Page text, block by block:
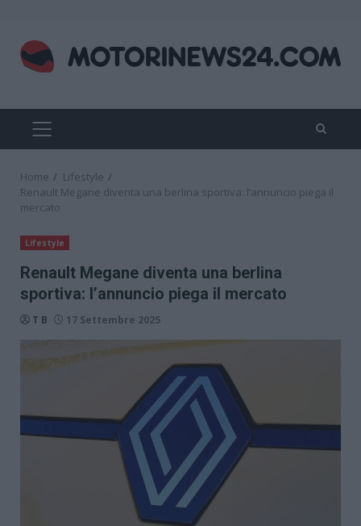
content
PRIMARY
MENU
Home
Lifestyle
Renault Megane diventa una berlina sportiva: l’annuncio piega il
mercato
Lifestyle
Renault Megane diventa una berlina
sportiva: l’annuncio piega il mercato
T B 17 Settembre 2025